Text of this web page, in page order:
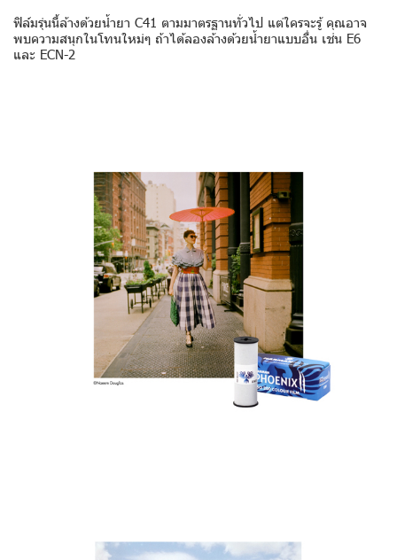
ฟิล์มรุ่นนี้ล้างด้วยน้ำยา C41 ตามมาตรฐานทั่วไป แต่ใครจะรู้ คุณอาจ
พบความสนุกในโทนใหม่ๆ ถ้าได้ลองล้างด้วยน้ำยาแบบอื่น เช่น E6
และ ECN-2